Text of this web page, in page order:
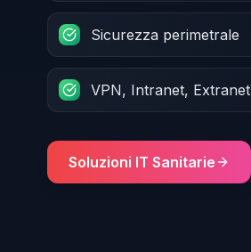
Sicurezza perimetrale
VPN, Intranet, Extranet
Soluzioni IT Sanitarie